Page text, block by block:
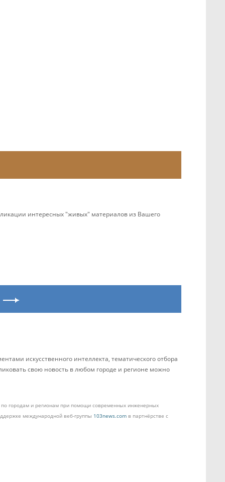
интересных "живых" материалов из Вашего
искусственного интеллекта, тематического отбора
свою новость в любом городе и регионе можно
по городам и регионам при помощи современных инженерных
международной веб-группы 103news.com в партнёрстве с